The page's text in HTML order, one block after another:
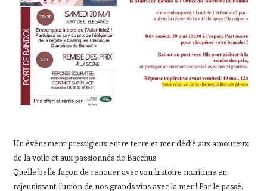
Un événement prestigieux entre terre et mer dédié aux amoureux
de la voile et aux passionnés de Bacchus.
Quelle belle façon de renouer avec son histoire maritime en
rajeunissant l’union de nos grands vins avec la mer ! Par le passé,